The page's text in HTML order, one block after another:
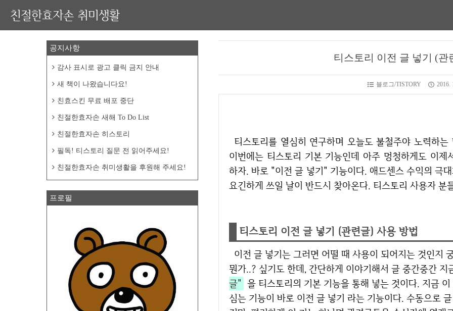
친절한효자손 취미생활
티스토리 이전 글 넣기 (관
블로그/TISTORY 2016.
티스토리를 열심히 연구하며 오늘도 불철주야 노력하는 당신을 응원하며 필자도 힘내보도록 하겠다.
이번에는 티스토리 기본 기능인데 아주 멍청하게도 이
하자. 바로 "이전 글 넣기" 기능이다. 애드센스 수익의 극
요긴하게 쓰일 날이 반드시 찾아온다. 티스토리 사용자 분
티스토리 이전 글 넣기 (관련글) 사용 방법
이전 글 넣기는 그러면 어떨 때 사용이 되어지는 것인지 궁금할 것이다. 그 전에, 대체 이전 글 넣기가
뭔가..? 싶기도 한데, 간단하게 이야기해서 글 중간중간
글" 을 티스토리의 기본 기능을 통해 넣는 것이다. 지금
심는 기능이 바로 이전 글 넣기 라는 기능이다. 수동으로
공지사항
감사 표시로 광고 클릭 금지 안내
새 책이 나왔습니다요!
친효스킨 무료 배포 중단
친절한효자손 새해 To Do List
친절한효자손 히스토리
필독! 티스토리 질문 전 읽어주세요!
친절한효자손 취미생활을 후원해 주세요!
프로필